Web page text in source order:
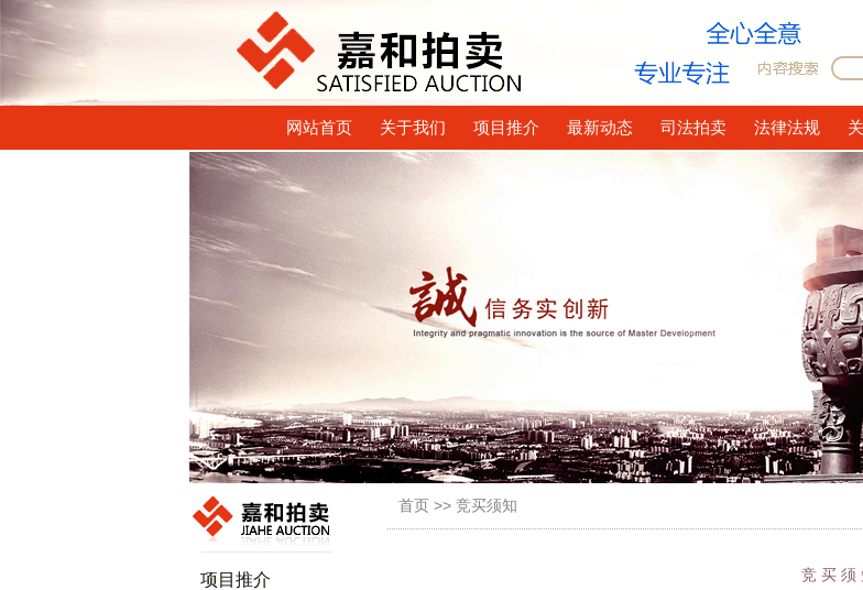
网站首页 关于我们 项目推介 最新动态 司法拍卖 法律法规
项目推介
首页 >> 竞买须知
竞 买 须